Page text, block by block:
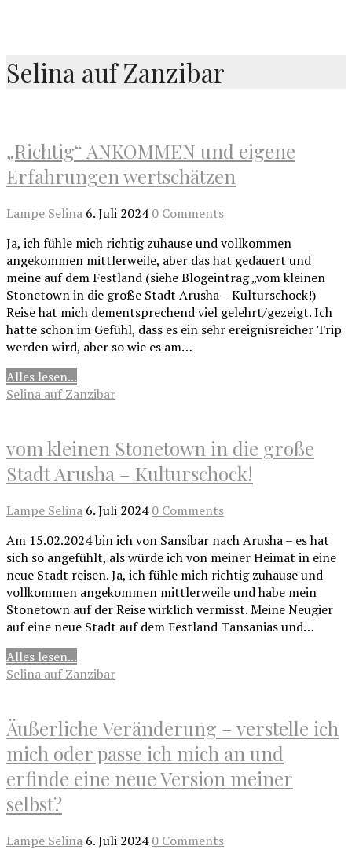
Selina auf Zanzibar
„Richtig“ ANKOMMEN und eigene
Erfahrungen wertschätzen
Lampe Selina 6. Juli 2024 0 Comments
Ja, ich fühle mich richtig zuhause und vollkommen
angekommen mittlerweile, aber das hat gedauert und
meine auf dem Festland (siehe Blogeintrag „vom kleinen
Stonetown in die große Stadt Arusha – Kulturschock!)
Reise hat mich dementsprechend viel gelehrt/gezeigt. Ich
hatte schon im Gefühl, dass es ein sehr ereignisreicher Trip
werden wird, aber so wie es am…
Alles lesen...
Selina auf Zanzibar
vom kleinen Stonetown in die große
Stadt Arusha – Kulturschock!
Lampe Selina 6. Juli 2024 0 Comments
Am 15.02.2024 bin ich von Sansibar nach Arusha – es hat
sich so angefühlt, als würde ich von meiner Heimat in eine
neue Stadt reisen. Ja, ich fühle mich richtig zuhause und
vollkommen angekommen mittlerweile und habe mein
Stonetown auf der Reise wirklich vermisst. Meine Neugier
auf eine neue Stadt auf dem Festland Tansanias und…
Alles lesen...
Selina auf Zanzibar
Äußerliche Veränderung – verstelle ich
mich oder passe ich mich an und
erfinde eine neue Version meiner
selbst?
Lampe Selina 6. Juli 2024 0 Comments